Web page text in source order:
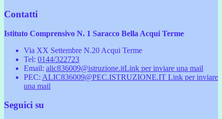
Contatti
Istituto Comprensivo N. 1 Saracco Bella Acqui Terme
Via XX Settembre N.20 Acqui Terme
Tel: 0144/322723
Email: alic836009@istruzione.itLink per inviare una mail
PEC: ALIC836009@PEC.ISTRUZIONE.IT Link per inviare
una mail
Seguici su